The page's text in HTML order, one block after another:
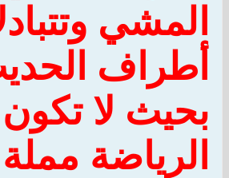
المشي
أطراف
بحيث لا تكون
الرياضة مملة